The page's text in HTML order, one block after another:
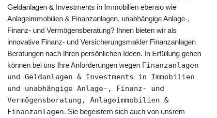
Geldanlagen & Investments in Immobilien ebenso wie
Anlageimmobilien & Finanzanlagen, unabhängige Anlage-,
Finanz- und Vermögensberatung? Ihnen bieten wir als
innovative Finanz- und Versicherungsmakler Finanzanlagen
Beratungen nach Ihren persönlichen Ideen. In Erfüllung gehen
können bei uns Ihre Anforderungen wegen Finanzanlagen
und Geldanlagen & Investments in Immobilien
und unabhängige Anlage-, Finanz- und
Vermögensberatung, Anlageimmobilien &
Finanzanlagen. Sie begeistern sich auch von unsrem